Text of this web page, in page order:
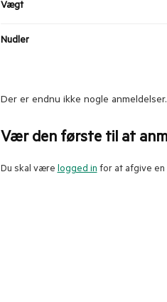
Vægt
Nudler
Der er endnu ikke nogle anmeldelser.
Vær den første til at
Du skal værelogged infor at afgive en